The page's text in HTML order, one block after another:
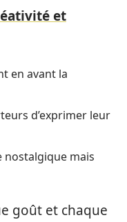
et
en avant la
d’exprimer leur
nostalgique mais
goût et chaque